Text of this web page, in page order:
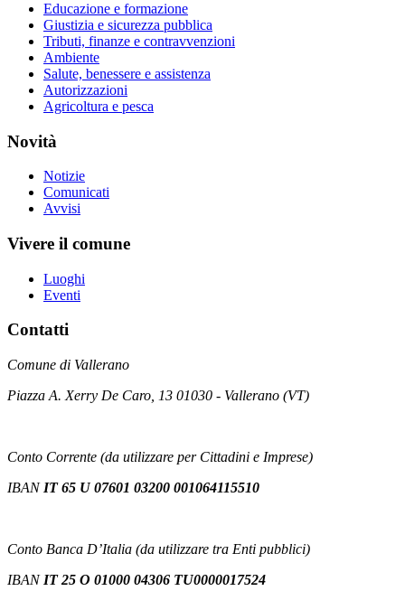
Educazione e formazione
Giustizia e sicurezza pubblica
Tributi, finanze e contravvenzioni
Ambiente
Salute, benessere e assistenza
Autorizzazioni
Agricoltura e pesca
Novità
Notizie
Comunicati
Avvisi
Vivere il comune
Luoghi
Eventi
Contatti
Comune di Vallerano
Piazza A. Xerry De Caro, 13 01030 - Vallerano (VT)
Conto Corrente (da utilizzare per Cittadini e Imprese)
IBAN IT 65 U 07601 03200 001064115510
Conto Banca D’Italia (da utilizzare tra Enti pubblici)
IBAN IT 25 O 01000 04306 TU0000017524